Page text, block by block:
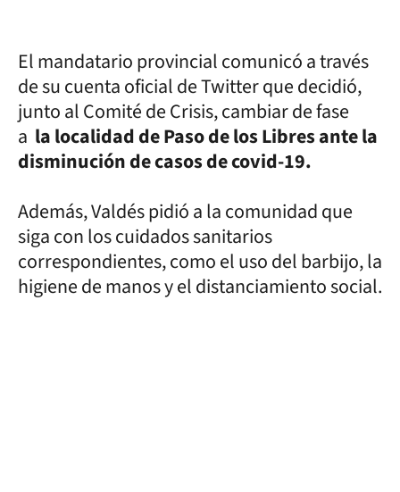
El mandatario provincial comunicó a través
de su cuenta oficial de Twitter que decidió,
junto al Comité de Crisis, cambiar de fase
a la localidad de Paso de los Libres ante la
disminución de casos de covid-19.
Además, Valdés pidió a la comunidad que
siga con los cuidados sanitarios
correspondientes, como el uso del barbijo, la
higiene de manos y el distanciamiento social.